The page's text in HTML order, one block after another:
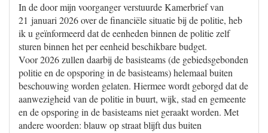
In de door mijn voorganger verstuurde Kamerbrief van
21 januari 2026 over de financiële situatie bij de politie, heb
ik u geïnformeerd dat de eenheden binnen de politie zelf
sturen binnen het per eenheid beschikbare budget.
Voor 2026 zullen daarbij de basisteams (de gebiedsgebonden
politie en de opsporing in de basisteams) helemaal buiten
beschouwing worden gelaten. Hiermee wordt geborgd dat de
aanwezigheid van de politie in buurt, wijk, stad en gemeente
en de opsporing in de basisteams niet geraakt worden. Met
andere woorden: blauw op straat blijft dus buiten